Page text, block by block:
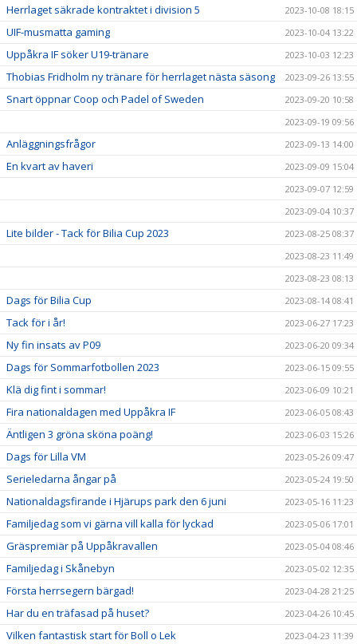
Herrlaget säkrade kontraktet i division 5 2023-10-08 18:15
UIF-musmatta gaming 2023-10-04 13:22
Uppåkra IF söker U19-tränare 2023-10-03 12:23
Thobias Fridholm ny tränare för herrlaget nästa säsong 2023-09-26 13:55
Snart öppnar Coop och Padel of Sweden
2023-09-20 10:58
2023-09-19 09:56
Anläggningsfrågor 2023-09-13 14:00
En kvart av haveri
2023-09-09 15:04
2023-09-07 12:59
2023-09-04 10:37
Lite bilder - Tack för Bilia Cup 2023
2023-08-25 08:37
2023-08-23 11:49
2023-08-23 08:13
Dags för Bilia Cup 2023-08-14 08:41
Tack för i år! 2023-06-27 17:23
Ny fin insats av P09 2023-06-20 09:34
Dags för Sommarfotbollen 2023 2023-06-15 09:55
Klä dig fint i sommar! 2023-06-09 10:21
Fira nationaldagen med Uppåkra IF 2023-06-05 08:43
Äntligen 3 gröna sköna poäng! 2023-06-03 15:26
Dags för Lilla VM 2023-05-26 09:47
Serieledarna ångar på 2023-05-24 19:50
Nationaldagsfirande i Hjärups park den 6 juni 2023-05-16 11:23
Familjedag som vi gärna vill kalla för lyckad 2023-05-06 17:01
Gräspremiär på Uppåkravallen 2023-05-04 08:46
Familjedag i Skånebyn 2023-05-02 12:35
Första herrsegern bärgad! 2023-04-28 21:25
Har du en träfasad på huset? 2023-04-26 10:45
Vilken fantastisk start för Boll o Lek 2023-04-23 11:39